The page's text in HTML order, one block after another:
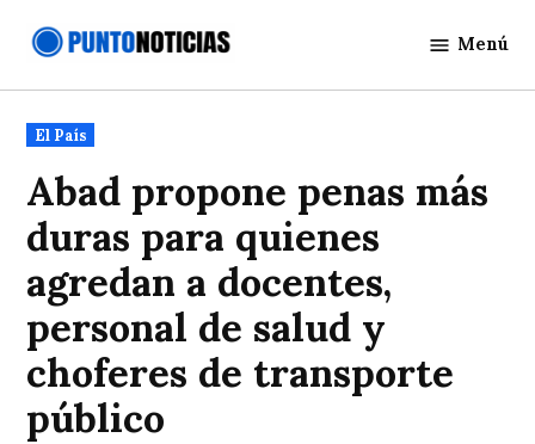
Noticias
Menú
Publicado
en
El País
Abad propone penas más
duras para quienes
agredan a docentes,
personal de salud y
choferes de transporte
público